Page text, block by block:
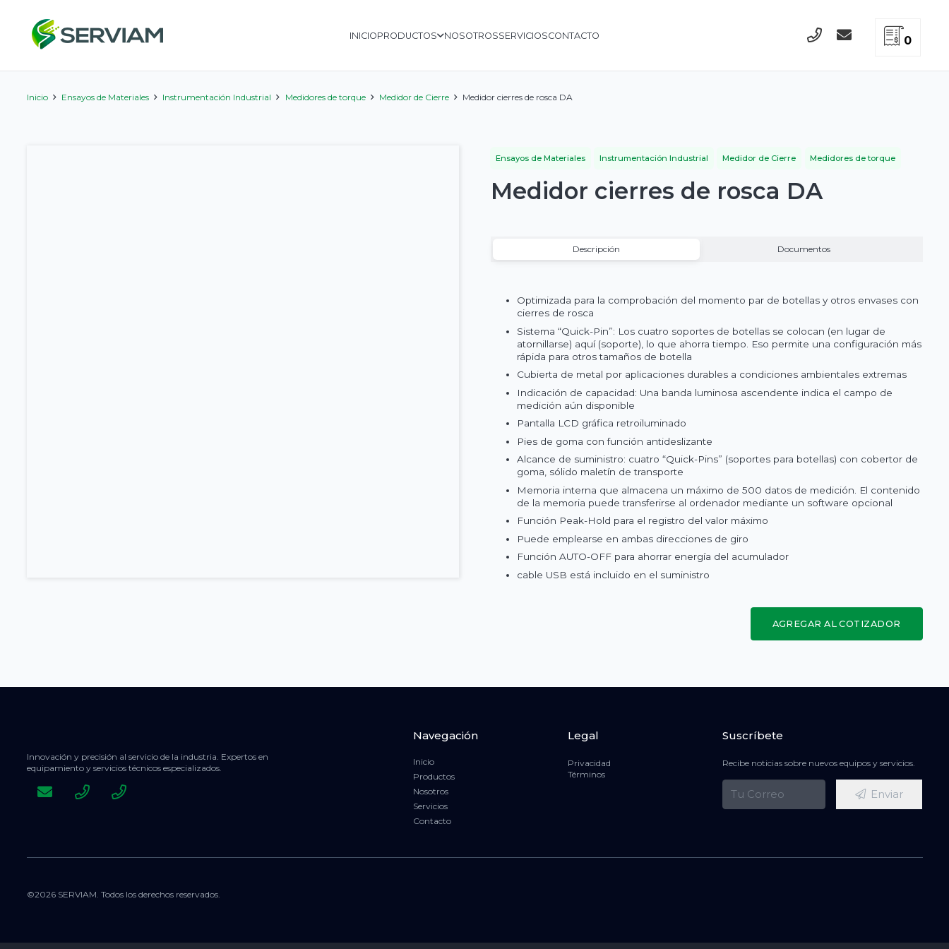
INICIOPRODUCTOS NOSOTROSSERVICIOSCONTACTO 0
Inicio Ensayos de Materiales Instrumentación Industrial Medidores de torque Medidor de Cierre Medidor cierres de rosca DA
Ensayos de Materiales Instrumentación Industrial Medidor de Cierre Medidores de torque
Medidor cierres de rosca DA
Descripción Documentos
Optimizada para la comprobación del momento par de botellas y otros envases con
cierres de rosca
Sistema “Quick-Pin”: Los cuatro soportes de botellas se colocan (en lugar de
atornillarse) aquí (soporte), lo que ahorra tiempo. Eso permite una configuración más
rápida para otros tamaños de botella
Cubierta de metal por aplicaciones durables a condiciones ambientales extremas
Indicación de capacidad: Una banda luminosa ascendente indica el campo de
medición aún disponible
Pantalla LCD gráfica retroiluminado
Pies de goma con función antideslizante
Alcance de suministro: cuatro “Quick-Pins” (soportes para botellas) con cobertor de
goma, sólido maletín de transporte
Memoria interna que almacena un máximo de 500 datos de medición. El contenido
de la memoria puede transferirse al ordenador mediante un software opcional
Función Peak-Hold para el registro del valor máximo
Puede emplearse en ambas direcciones de giro
Función AUTO-OFF para ahorrar energía del acumulador
cable USB está incluido en el suministro
AGREGAR AL COTIZADOR
Innovación y precisión al servicio de la industria. Expertos en
equipamiento y servicios técnicos especializados.
Navegación
Inicio
Productos
Nosotros
Servicios
Contacto
Legal
Privacidad
Términos
Suscríbete
Recibe noticias sobre nuevos equipos y servicios.
Enviar
©2026 SERVIAM. Todos los derechos reservados.